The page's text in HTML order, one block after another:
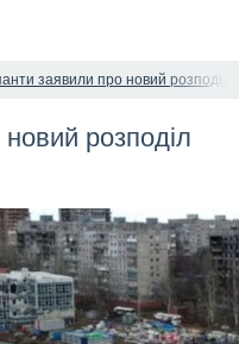
заявили про новий розподіл
розподіл